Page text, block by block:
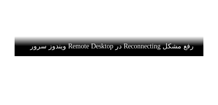
رفع مشکل Reconnecting در Remote Desktop ویندوز سرور